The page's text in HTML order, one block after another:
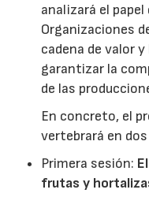
analizará el
Organizaciones
cadena de valor
garantizar la
de las
En concreto, el
vertebrará en
Primera sesión:
frutas y